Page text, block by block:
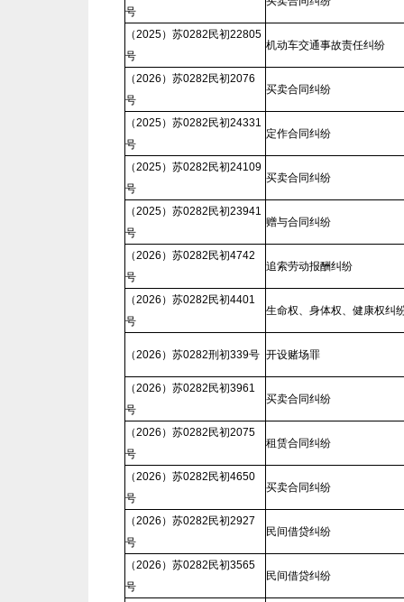
号
（2025）苏0282民初22805
号
机动车交通事故责任纠纷
（2026）苏0282民初2076
号
买卖合同纠纷
（2025）苏0282民初24331
号
定作合同纠纷
（2025）苏0282民初24109
号
买卖合同纠纷
（2025）苏0282民初23941
号
赠与合同纠纷
（2026）苏0282民初4742
号
追索劳动报酬纠纷
（2026）苏0282民初4401
号
生命权、身体权、健康权纠
（2026）苏0282刑初339号 开设赌场罪
（2026）苏0282民初3961
号
买卖合同纠纷
（2026）苏0282民初2075
号
租赁合同纠纷
（2026）苏0282民初4650
号
买卖合同纠纷
（2026）苏0282民初2927
号
民间借贷纠纷
（2026）苏0282民初3565
号
民间借贷纠纷